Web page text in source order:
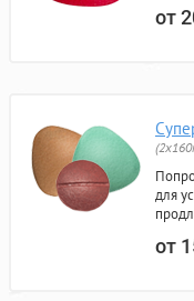
от
для
от